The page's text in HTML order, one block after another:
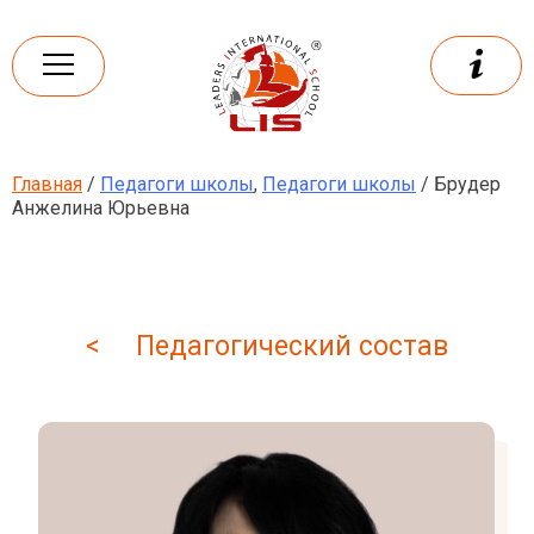
content
Leaders
International school
Главная / Педагоги школы, Педагоги школы / Брудер
Анжелина Юрьевна
< Педагогический состав